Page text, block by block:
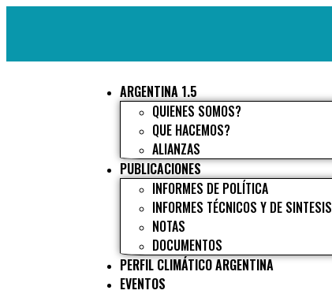
ARGENTINA 1.5
QUIENES SOMOS?
QUE HACEMOS?
ALIANZAS
PUBLICACIONES
INFORMES DE POLÍTICA
INFORMES TÉCNICOS Y DE SINTESIS
NOTAS
DOCUMENTOS
PERFIL CLIMÁTICO ARGENTINA
EVENTOS